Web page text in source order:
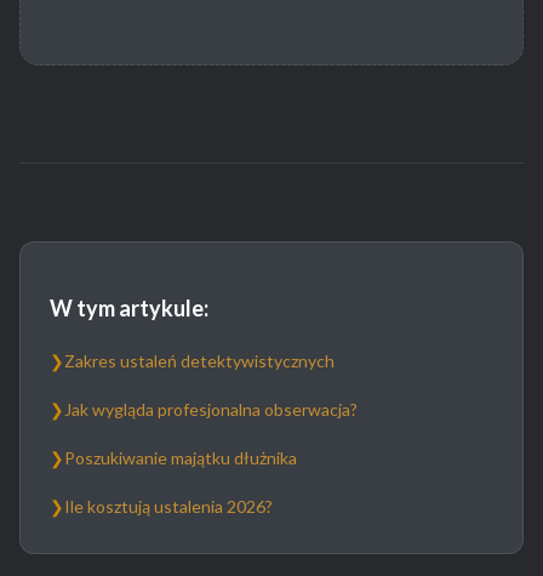
W tym artykule:
❯Zakres ustaleń detektywistycznych
❯ Jak wygląda profesjonalna obserwacja?
❯Poszukiwanie majątku dłużnika
❯Ile kosztują ustalenia 2026?